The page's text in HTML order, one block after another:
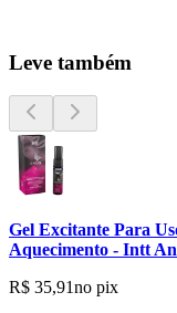
Leve também
Gel Excitante Para
Aquecimento - Intt
R$ 35,91no pix